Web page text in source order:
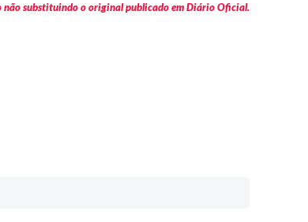
substituindo o original publicado em Diário Oficial.